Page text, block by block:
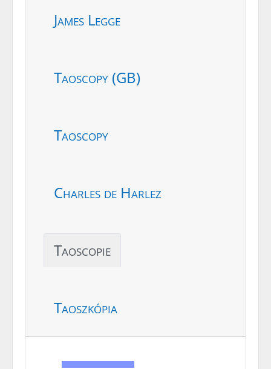
James Legge
Taoscopy (GB)
Taoscopy
Charles de Harlez
Taoscopie
Taoszkópia